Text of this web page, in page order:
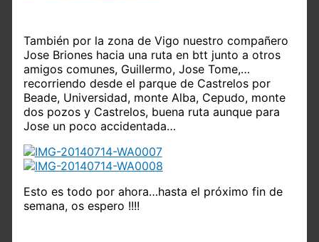
También por la zona de Vigo nuestro compañero
Jose Briones hacia una ruta en btt junto a otros
amigos comunes, Guillermo, Jose Tome,…
recorriendo desde el parque de Castrelos por
Beade, Universidad, monte Alba, Cepudo, monte
dos pozos y Castrelos, buena ruta aunque para
Jose un poco accidentada…
Esto es todo por ahora…hasta el próximo fin de
semana, os espero !!!!